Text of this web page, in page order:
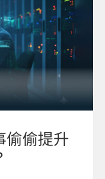
偷偷提升